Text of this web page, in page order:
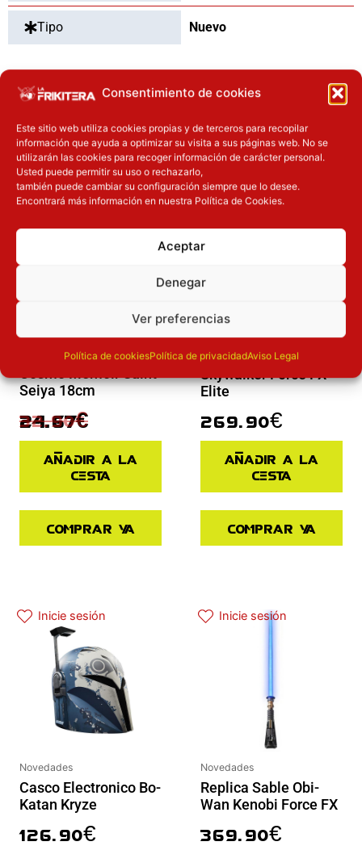
Consentimiento de cookies
Este sitio web utiliza cookies propias y de terceros para recopilar
información que ayuda a optimizar su visita a sus páginas web. No se
utilizarán las cookies para recoger información de carácter personal.
Usted puede permitir su uso o rechazarlo,
también puede cambiar su configuración siempre que lo desee.
Encontrará más información en nuestra Política de Cookies.
Aceptar
Denegar
Ver preferencias
Política de cookiesPolítica de privacidadAviso Legal
Tipo Nuevo
OTROS PRODUCTOS QUE TE
PUEDEN INTERESAR
Inicie sesión
Novedades
Figura Kano Gemini
Cosmo Memoir Saint
Seiya 18cm
32.90€
El precio original era: 32.90€.
24.67€
El precio actual es: 24.67€.
Añadir a la
cesta
Comprar ya
Inicie sesión
Novedades
Replica Sable Rey
Skywalker Force FX
Elite
269.90€
Añadir a la
cesta
Comprar ya
Inicie sesión
Novedades
Casco Electronico Bo-
Katan Kryze
126.90€
Inicie sesión
Novedades
Replica Sable Obi-
Wan Kenobi Force FX
369.90€